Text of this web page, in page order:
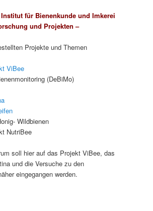
für Bienenkunde und Imkerei
und Projekten –
Projekte und Themen
ViBee
(DeBiMo)
Wildbienen
NutriBee
soll hier auf das Projekt ViBee, das
und die Versuche zu den
eingegangen werden.